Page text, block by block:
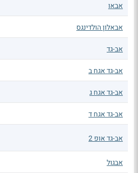
אבאו
אבאלון הולדינגס
אב-גד
אב-גד אגח ב
אב-גד אגח ג
אב-גד אגח ד
אב-גד אופ 2
אבגול